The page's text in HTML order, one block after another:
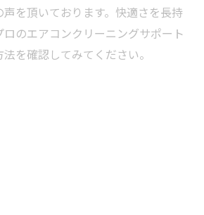
を頂いております。快適さを長持
のエアコンクリーニングサポート
を確認してみてください。